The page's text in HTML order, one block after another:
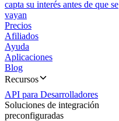
capta su interés antes de que se
vayan
Precios
Afiliados
Ayuda
Aplicaciones
Blog
Recursos
API para Desarrolladores
Soluciones de integración
preconfiguradas